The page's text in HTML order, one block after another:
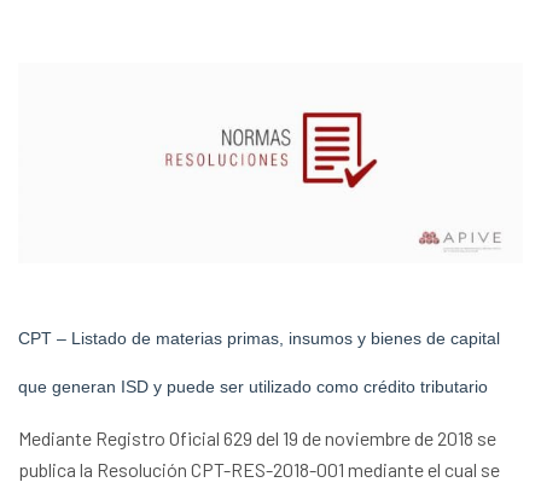
CPT – Listado de materias primas, insumos y bienes de capital
que generan ISD y puede ser utilizado como crédito tributario
Mediante Registro Oficial 629 del 19 de noviembre de 2018 se
publica la Resolución CPT-RES-2018-001 mediante el cual se